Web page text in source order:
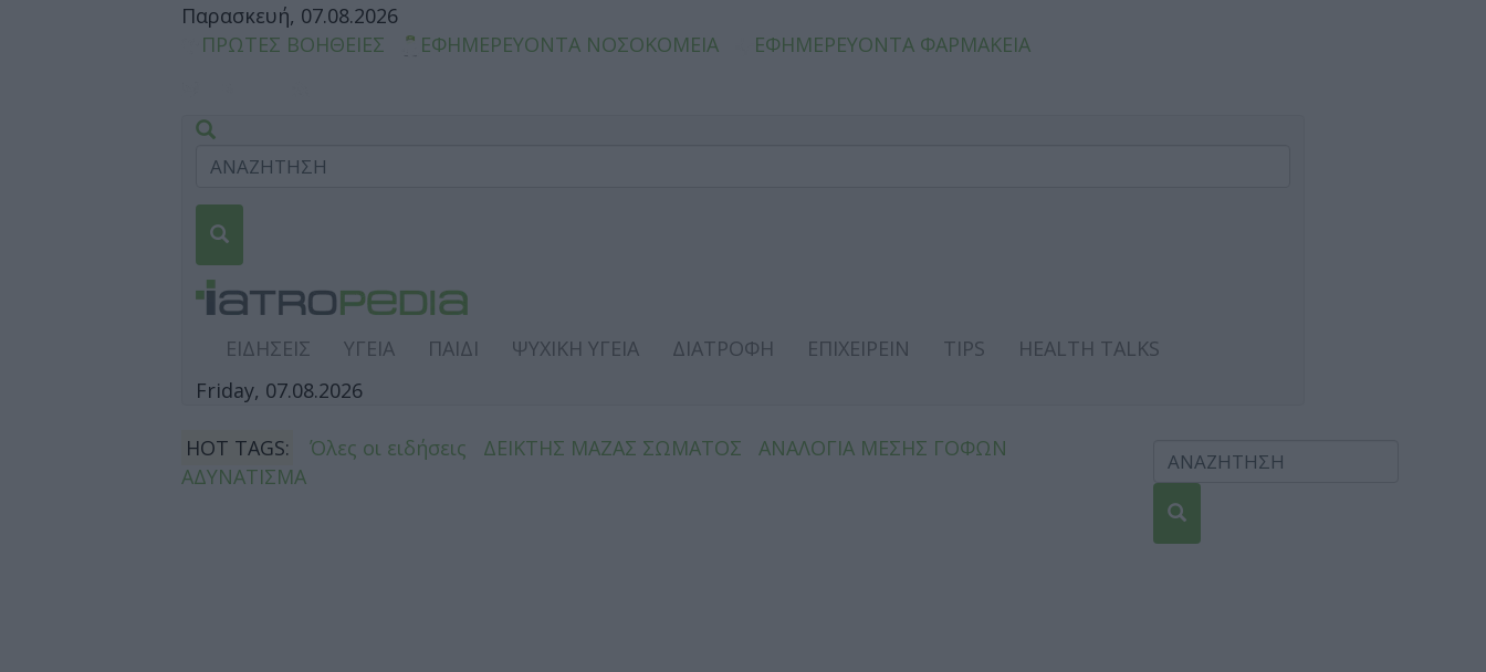
Παρασκευή, 07.08.2026
ΠΡΩΤΕΣ ΒΟΗΘΕΙΕΣ
ΕΦΗΜΕΡΕΥΟΝΤΑ ΝΟΣΟΚΟΜΕΙΑ ΕΦΗΜΕΡΕΥΟΝΤΑ ΦΑΡΜΑΚΕΙΑ
ΕΙΔΗΣΕΙΣ ΥΓΕΙΑ ΠΑΙΔΙ ΨΥΧΙΚΗ ΥΓΕΙΑ ΔΙΑΤΡΟΦΗ ΕΠΙΧΕΙΡΕΙΝ TIPS
HEALTH TALKS
Friday, 07.08.2026
HOT TAGS: Όλες οι ειδήσεις ΔΕΙΚΤΗΣ ΜΑΖΑΣ ΣΩΜΑΤΟΣ
ΑΝΑΛΟΓΙΑ ΜΕΣΗΣ ΓΟΦΩΝ
ΑΔΥΝΑΤΙΣΜΑ